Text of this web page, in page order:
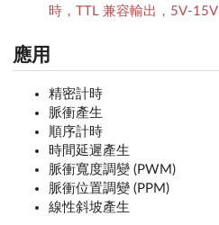
時，TTL 兼容輸出，5V-15V
應用
精密計時
脈衝產生
順序計時
時間延遲產生
脈衝寬度調變 (PWM)
脈衝位置調變 (PPM)
線性斜坡產生